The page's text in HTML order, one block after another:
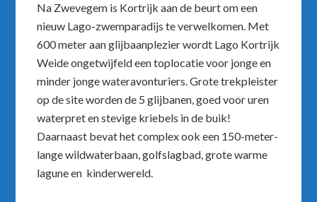
Na Zwevegem is Kortrijk aan de beurt om een
nieuw Lago-zwemparadijs te verwelkomen. Met
600 meter aan glijbaanplezier wordt Lago Kortrijk
Weide ongetwijfeld een toplocatie voor jonge en
minder jonge wateravonturiers. Grote trekpleister
op de site worden de 5 glijbanen, goed voor uren
waterpret en stevige kriebels in de buik!
Daarnaast bevat het complex ook een 150-meter-
lange wildwaterbaan, golfslagbad, grote warme
lagune en kinderwereld.